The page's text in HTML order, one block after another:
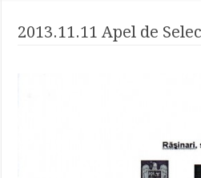
2013.11.11 Apel de